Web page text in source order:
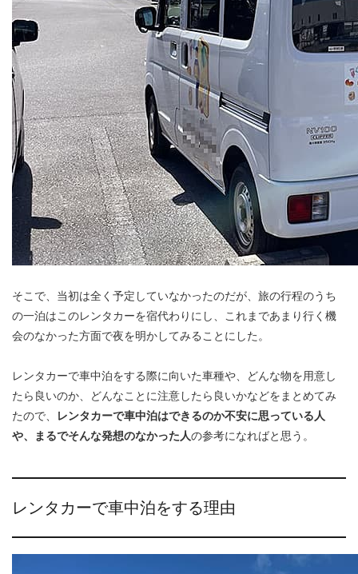
そこで、当初は全く予定していなかったのだが、旅の行程のうち
の一泊はこのレンタカーを宿代わりにし、これまであまり行く機
会のなかった方面で夜を明かしてみることにした。
レンタカーで車中泊をする際に向いた車種や、どんな物を用意し
たら良いのか、どんなことに注意したら良いかなどをまとめてみ
たので、 レンタカーで車中泊はできるのか不安に思っている人
や、まるでそんな発想のなかった人の参考になればと思う。
レンタカーで車中泊をする理由